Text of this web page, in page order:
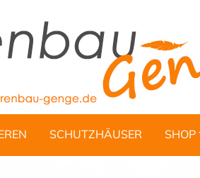
SCHUTZHÄUSER SHOP